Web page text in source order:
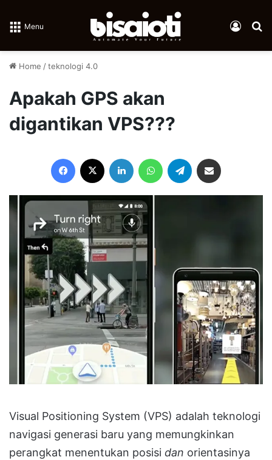
Menu Log In
Home /teknologi 4.0
Apakah GPS akan
digantikan VPS???
Facebook LinkedIn WhatsAppTelegram
Visual Positioning System (VPS) adalah teknologi
navigasi generasi baru yang memungkinkan
perangkat menentukan posisi dan orientasinya